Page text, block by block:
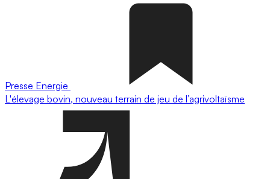
Presse Energie
L'élevage bovin, nouveau terrain de jeu de l’agrivoltaïsme